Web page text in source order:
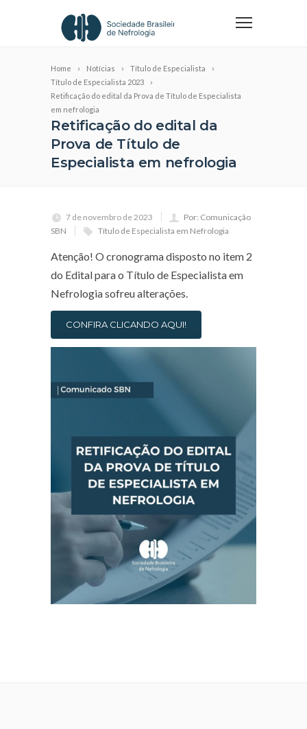
Home Notícias
Título de Especialista
Título de Especialista 2023
Retificação do edital da Prova de Título de Especialista
em nefrologia
Retificação do edital da
Prova de Título de
Especialista em nefrologia
7 de novembro de 2023
Por: Comunicação
SBN
Título de Especialista em Nefrologia
Atenção! O cronograma disposto no item 2
do Edital para o Título de Especialista em
Nefrologia sofreu alterações.
CONFIRA CLICANDO AQUI!